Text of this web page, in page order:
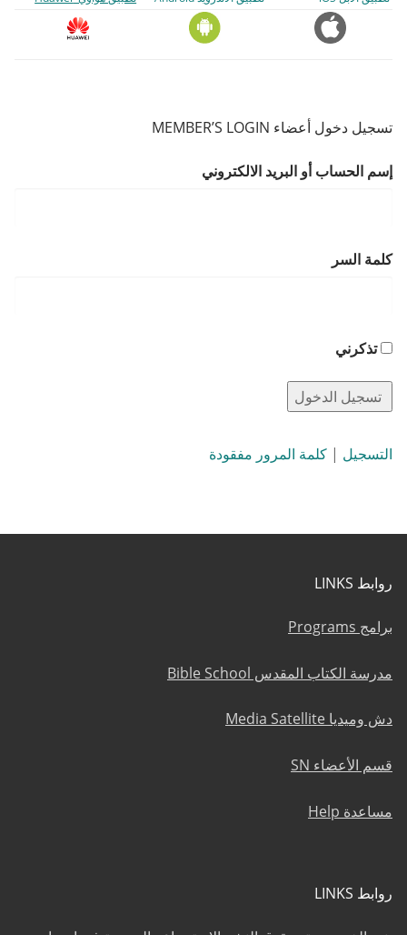
تسجيل دخول أعضاء MEMBER’S LOGIN
إسم الحساب أو البريد الالكتروني
كلمة السر
تذكرني
التسجيل | كلمة المرور مفقودة
روابط LINKS
برامج Programs
مدرسة الكتاب المقدس Bible School
دش وميديا Media Satellite
قسم الأعضاء SN
مساعدة Help
روابط LINKS